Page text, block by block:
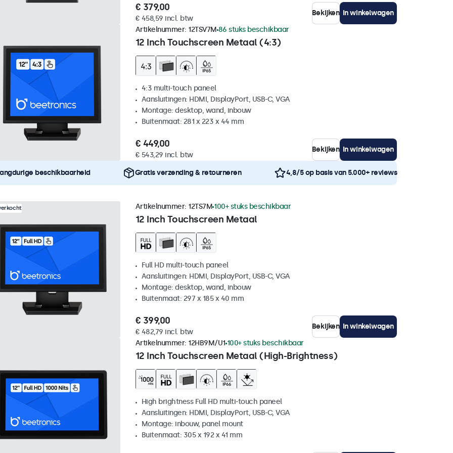
€ 379,00
€ 458,59 incl. btw
Bekijken In winkelwagen
12 Inch Touchscreen Metaal (4:3)
Artikelnummer: 12TSV7M 86 stuks beschikbaar
4:3 multi-touch paneel
Aansluitingen: HDMI, DisplayPort, USB-C, VGA
Montage: desktop, wand, inbouw
Buitenmaat: 281 x 223 x 44 mm
€ 449,00
€ 543,29 incl. btw
Bekijken In winkelwagen
beschikbaarheid Gratis verzending & retourneren 4,8/5 op basis van 5.000+ reviews
12 Inch Touchscreen Metaal
Artikelnummer: 12TS7M 100+ stuks beschikbaar
Full HD multi-touch paneel
Aansluitingen: HDMI, DisplayPort, USB-C, VGA
Montage: desktop, wand, inbouw
Buitenmaat: 297 x 185 x 40 mm
€ 399,00
€ 482,79 incl. btw
Bekijken In winkelwagen
12 Inch Touchscreen Metaal (High-Brightness)
Artikelnummer: 12HB9M/U1 100+ stuks beschikbaar
High brightness Full HD multi-touch paneel
Aansluitingen: HDMI, DisplayPort, USB-C, VGA
Montage: inbouw, panel mount
Buitenmaat: 305 x 192 x 41 mm